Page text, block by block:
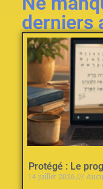
derniers
Protégé : Le
14 juillet 2026